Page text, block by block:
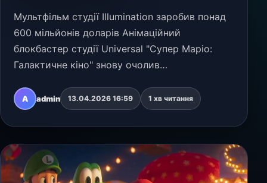
Мультфільм студії Illumination заробив понад
600 мільйонів доларів Анімаційний
блокбастер студії Universal "Супер Маріо:
Галактичне кіно" знову очолив
другого вікенду. За вихідні фільм зібрав 69
мільйонів доларів у 42…
A admin 13.04.2026 16:59 1 хв читання